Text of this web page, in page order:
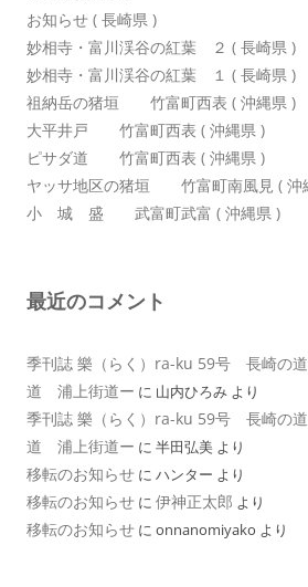
お知らせ ( 長崎県 )
妙相寺・富川渓谷の紅葉 ２ ( 長崎県 )
妙相寺・富川渓谷の紅葉 １ ( 長崎県 )
祖納岳の猪垣 竹富町西表 ( 沖縄県 )
大平井戸 竹富町西表 ( 沖縄県 )
ピサダ道 竹富町西表 ( 沖縄県 )
ヤッサ地区の猪垣 竹富町南風見 ( 沖
小 城 盛 武富町武富 ( 沖縄県 )
最近のコメント
季刊誌 樂（らく）ra-ku 59号 長崎の
道 浦上街道ー に 山内ひろみ より
季刊誌 樂（らく）ra-ku 59号 長崎の
道 浦上街道ー に 半田弘美 より
移転のお知らせ に ハンター より
移転のお知らせ に 伊神正太郎 より
移転のお知らせ に onnanomiyako より